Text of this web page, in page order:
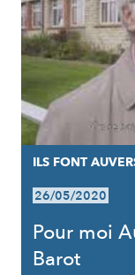
ILS FONT
26/05/2020
Pour moi
Barot